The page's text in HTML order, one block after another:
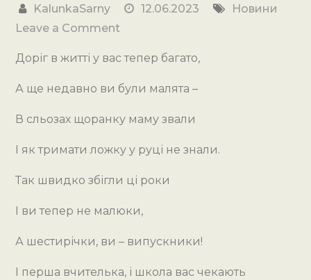
KalunkaSarny
12.06.2023
Новини
Leave a Comment
2023!!!!!
Доріг в житті у вас тепер багато,
А ще недавно ви були малята –
В сльозах щоранку маму звали
І як тримати ложку у руці не знали.
Так швидко збігли ці роки
І витепер не малюки,
А шестирічки, ви – випускники!
І перша вчителька, і школа вас чекають